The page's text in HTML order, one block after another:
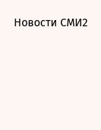
Новости СМИ2